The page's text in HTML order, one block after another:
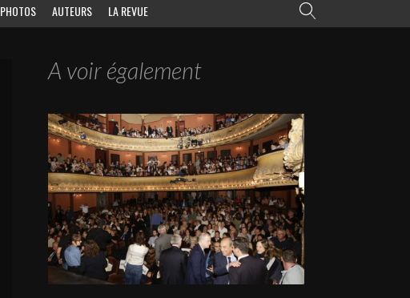
PHOTOS AUTEURS LA REVUE
A voir également